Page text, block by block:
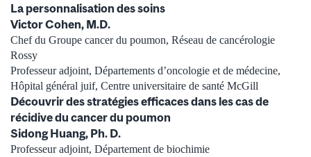
La personnalisation des soins
Victor Cohen, M.D.
Chef du Groupe cancer du poumon, Réseau de cancérologie
Rossy
Professeur adjoint, Départements d’oncologie et de médecine,
Hôpital général juif, Centre universitaire de santé McGill
Découvrir des stratégies efficaces dans les cas de
récidive du cancer du poumon
Sidong Huang, Ph. D.
Professeur adjoint, Département de biochimie